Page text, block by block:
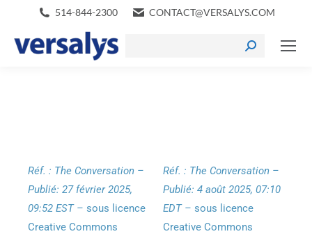
514-844-2300 CONTACT@VERSALYS.COM
Réf. : The Conversation –
Publié: 27 février 2025,
09:52 EST – sous licence
Creative Commons
Réf. : The Conversation –
Publié: 4 août 2025, 07:10
EDT – sous licence
Creative Commons